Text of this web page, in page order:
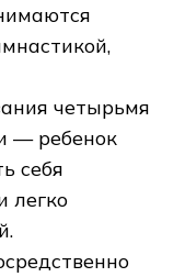
четырьмя
— ребенок
себя
легко